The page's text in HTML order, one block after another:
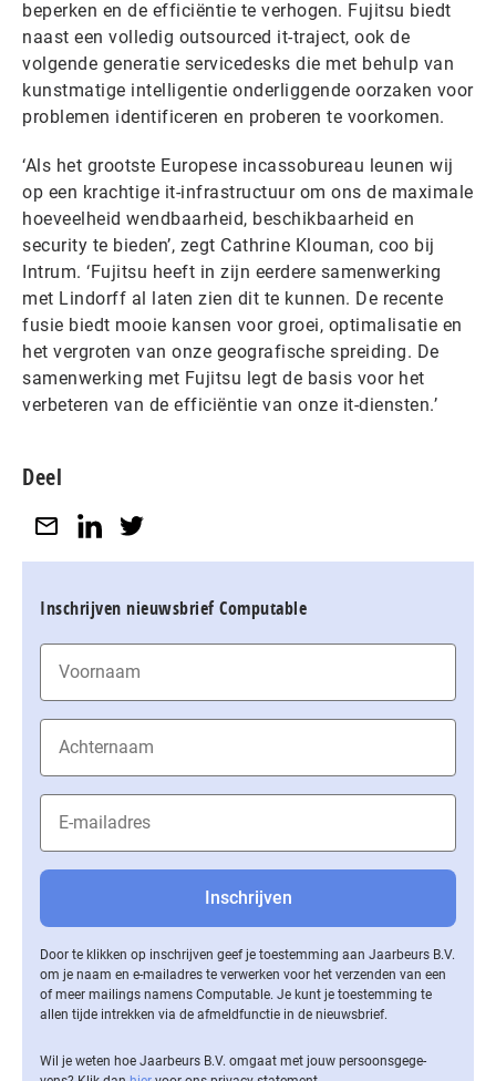
beperken en de efficiëntie te verhogen. Fujitsu biedt
naast een volledig outsourced it-traject, ook de
volgende generatie servicedesks die met behulp van
kunstmatige intelligentie onderliggende oorzaken voor
problemen identificeren en proberen te voorkomen.
‘Als het grootste Europese incassobureau leunen wij
op een krachtige it-infrastructuur om ons de maximale
hoeveelheid wendbaarheid, beschikbaarheid en
security te bieden’, zegt Cathrine Klouman, coo bij
Intrum. ‘Fujitsu heeft in zijn eerdere samenwerking
met Lindorff al laten zien dit te kunnen. De recente
fusie biedt mooie kansen voor groei, optimalisatie en
het vergroten van onze geografische spreiding. De
samenwerking met Fujitsu legt de basis voor het
verbeteren van de efficiëntie van onze it-diensten.’
Deel
Inschrijven nieuwsbrief Computable
Door te klikken op inschrijven geef je toestemming aan Jaarbeurs B.V.
om je naam en e-mailadres te verwerken voor het verzenden van een
of meer mailings namens Computable. Je kunt je toestemming te
allen tijde intrekken via de af­meld­func­tie in de nieuwsbrief.
Wil je weten hoe Jaarbeurs B.V. omgaat met jouw per­soons­ge­ge­